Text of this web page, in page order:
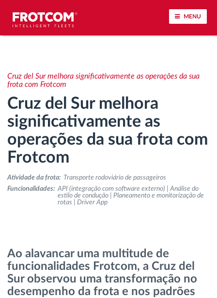
MENU
Análise do estilo de condução
Monitorização dos tempos de condução
Gestão de tarefas
Descarga remota de tacógrafo
Controlo de acesso
Planeamento e monitorização de rotas
Identificação automática de condutores
Cruz del Sur melhora significativamente as operações da sua
frota com Frotcom
Cruz del Sur melhora
significativamente as
operações da sua frota com
Frotcom
Atividade da frota: Transporte rodoviário de passageiros
Funcionalidades: API (integração com software externo) | Análise do
estilo de condução | Planeamento e monitorização de
rotas | Driver App
Ao alavancar uma multitude de
funcionalidades Frotcom, a Cruz del
Sur observou uma transformação no
desempenho da frota e nos padrões